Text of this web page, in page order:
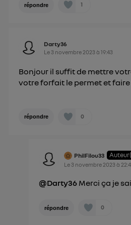
répondre 1
Darty36
Le 3 novembre 2023 à19:43
Bonjour il suffit de mettre
votre forfait le permet et
répondre 0
PhilFilou33
Le 3 novembre 2023 à
@Darty36 Merci ça je
répondre 0